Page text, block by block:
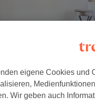
eigene Cookies und
Wir geben auch